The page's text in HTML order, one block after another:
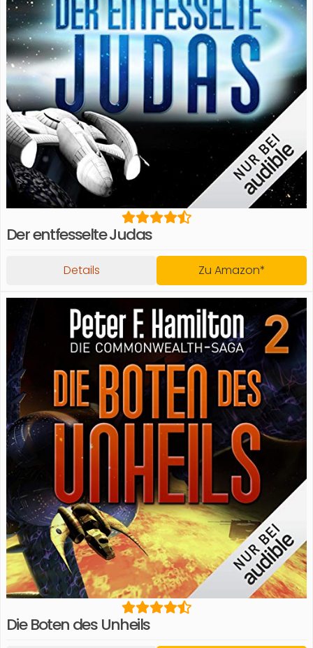
Der entfesselte Judas
Details Zu Amazon*
Die Boten des Unheils